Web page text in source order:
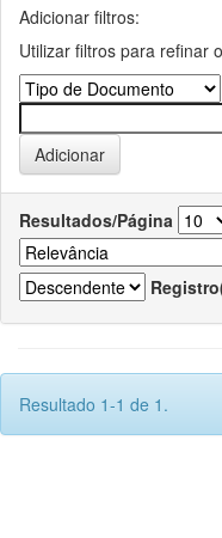
Adicionar filtros:
Utilizar filtros para refinar
Resultados/Página
Resultado 1-1 de 1.